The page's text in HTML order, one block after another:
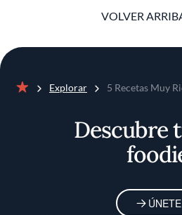
VOLVER
Explorar 5 Recetas Muy
Descubre
ÚNETE